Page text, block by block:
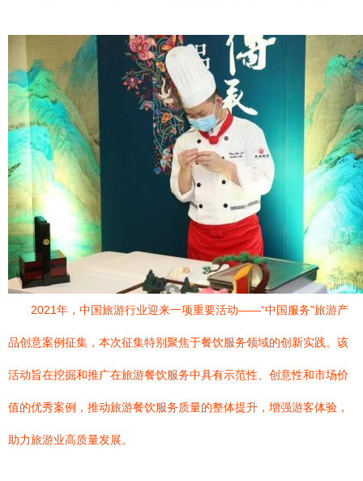
2021年，中国旅游行业迎来一项重要活动——“中国服务”旅游产
品创意案例征集，本次征集特别聚焦于餐饮服务领域的创新实践。该
活动旨在挖掘和推广在旅游餐饮服务中具有示范性、创意性和市场价
值的优秀案例，推动旅游餐饮服务质量的整体提升，增强游客体验，
助力旅游业高质量发展。